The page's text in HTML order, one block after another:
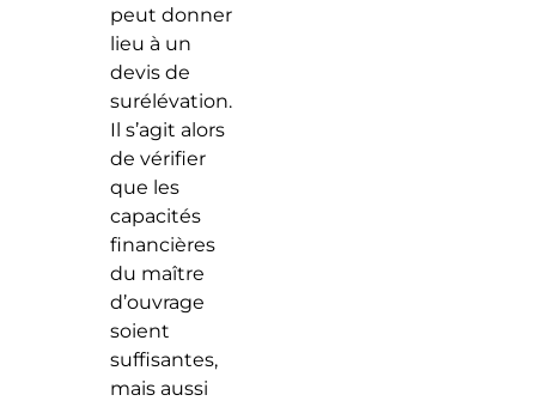
peut donner
lieu à un
devis de
surélévation.
Il s’agit alors
de vérifier
que les
capacités
financières
du maître
d’ouvrage
soient
suffisantes,
mais aussi